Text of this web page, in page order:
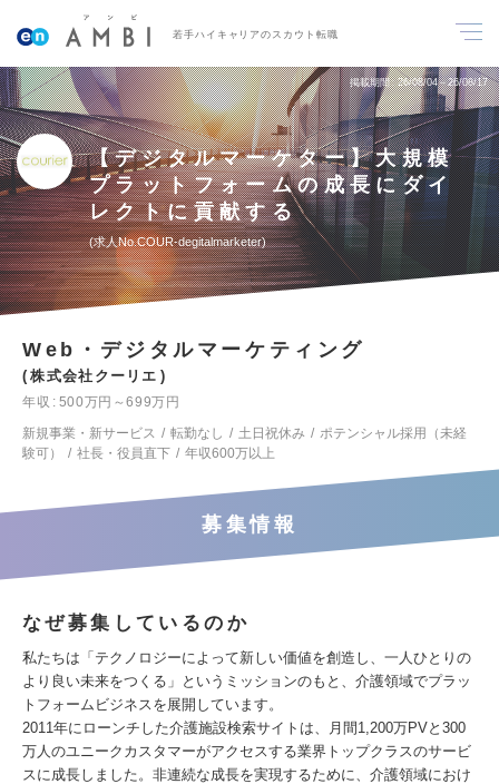
若手ハイキャリアのスカウト転職
掲載期間 26/08/04～26/08/17
【デジタルマーケター】大規模
プラットフォームの成長にダイ
レクトに貢献する
求人No.COUR-degitalmarketer
Web・デジタルマーケティング
株式会社クーリエ
年収
500万円～699万円
新規事業・新サービス
転勤なし 土日祝休み
ポテンシャル採用（未経
験可）
社長・役員直下 年収600万以上
募集情報
なぜ募集しているのか
私たちは「テクノロジーによって新しい価値を創造し、一人ひとりの
より良い未来をつくる」というミッションのもと、介護領域でプラッ
トフォームビジネスを展開しています。
2011年にローンチした介護施設検索サイトは、月間1,200万PVと300
万人のユニークカスタマーがアクセスする業界トップクラスのサービ
スに成長しました。非連続な成長を実現するために、介護領域におけ